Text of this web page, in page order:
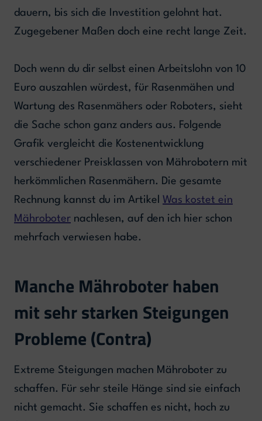
dauern, bis sich die Investition gelohnt hat.
Zugegebener Maßen doch eine recht lange Zeit.
Doch wenn du dir selbst einen Arbeitslohn von 10
Euro auszahlen würdest, für Rasenmähen und
Wartung des Rasenmähers oder Roboters, sieht
die Sache schon ganz anders aus. Folgende
Grafik vergleicht die Kostenentwicklung
verschiedener Preisklassen von Mährobotern mit
herkömmlichen Rasenmähern. Die gesamte
Rechnung kannst du im Artikel Was kostet ein
Mähroboter nachlesen, auf den ich hier schon
mehrfach verwiesen habe.
Manche Mähroboter haben
mit sehr starken Steigungen
Probleme (Contra)
Extreme Steigungen machen Mähroboter zu
schaffen. Für sehr steile Hänge sind sie einfach
nicht gemacht. Sie schaffen es nicht, hoch zu